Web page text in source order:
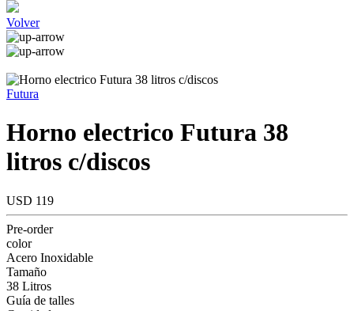
Volver
Futura
Horno electrico Futura 38
litros c/discos
USD 119
Pre-order
color
Acero Inoxidable
Tamaño
38 Litros
Guía de talles